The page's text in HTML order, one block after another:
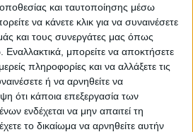
και ταυτοποίησης μέσω
να κάνετε κλικ για να συναινέσετε
και τους συνεργάτες μας όπως
μπορείτε να αποκτήσετε
πληροφορίες και να αλλάξετε τις
ή να αρνηθείτε να
ότι κάποια επεξεργασία των
ενδέχεται να μην απαιτεί τη
το δικαίωμα να αρνηθείτε αυτήν
Εντοπίστηκαν δύο φυτείες
δενδρυλλίων κάνναβης σε
δασικές περιοχές του νομού
Καρδίτσας